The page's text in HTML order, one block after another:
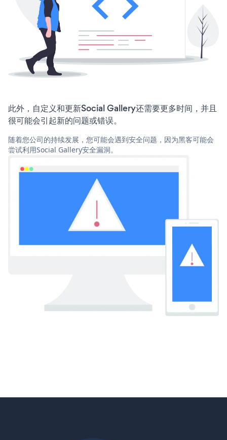
此外，自定义和更新Social Gallery还需要更多时间，并且
很可能会引起新的问题或错误。
随着您公司的持续发展，您可能会遇到安全问题，因为黑客可能会
尝试利用Social Gallery安全漏洞。